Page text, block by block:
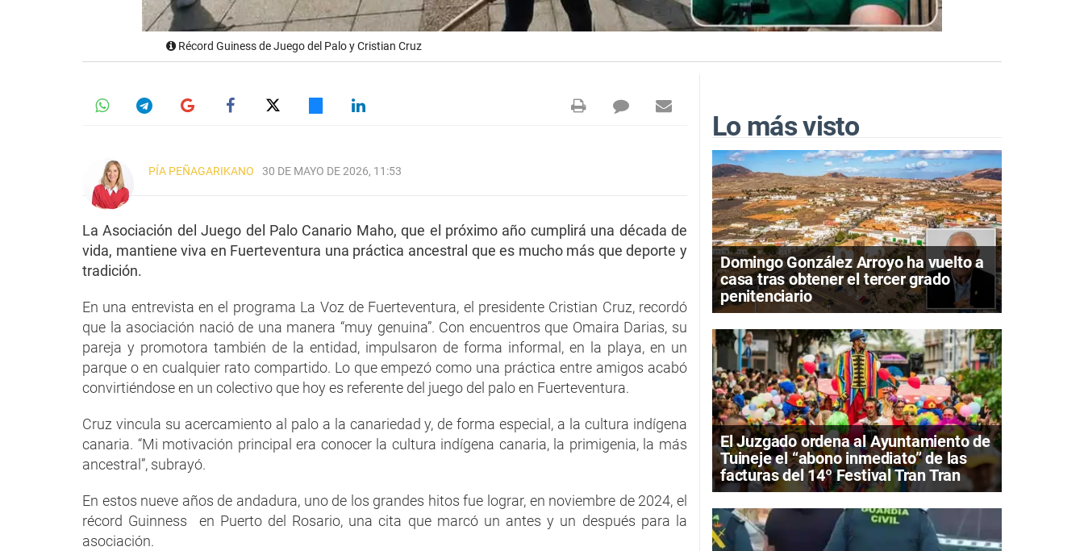
Récord Guiness de Juego del Palo y Cristian Cruz
PÍA PEÑAGARIKANO 30 DE MAYO DE 2026, 11:53
La Asociación del Juego del Palo Canario Maho, que el próximo año cumplirá una década de
vida, mantiene viva en Fuerteventura una práctica ancestral que es mucho más que deporte y
tradición.
En una entrevista en el programa La Voz de Fuerteventura, el presidente Cristian Cruz, recordó
que la asociación nació de una manera “muy genuina”. Con encuentros que Omaira Darias, su
pareja y promotora también de la entidad, impulsaron de forma informal, en la playa, en un
parque o en cualquier rato compartido. Lo que empezó como una práctica entre amigos acabó
convirtiéndose en un colectivo que hoy es referente del juego del palo en Fuerteventura.
Cruz vincula su acercamiento al palo a la canariedad y, de forma especial, a la cultura indígena
canaria. “Mi motivación principal era conocer la cultura indígena canaria, la primigenia, la más
ancestral”, subrayó.
En estos nueve años de andadura, uno de los grandes hitos fue lograr, en noviembre de 2024, el
récord Guinness en Puerto del Rosario, una cita que marcó un antes y un después para la
asociación.
Lo más visto
Domingo González Arroyo ha vuelto a
casa tras obtener el tercer grado
penitenciario
El Juzgado ordena al Ayuntamiento de
Tuineje el “abono inmediato” de las
facturas del 14º Festival Tran Tran